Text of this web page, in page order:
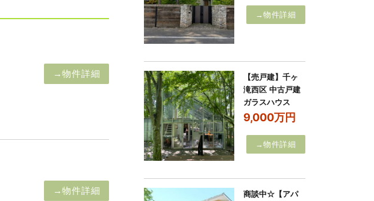
→物件詳細
→物件詳細
→物件詳細
【売戸建】千ヶ
滝西区 中古戸建
ガラスハウス
9,000万円
→物件詳細
商談中☆【アパ